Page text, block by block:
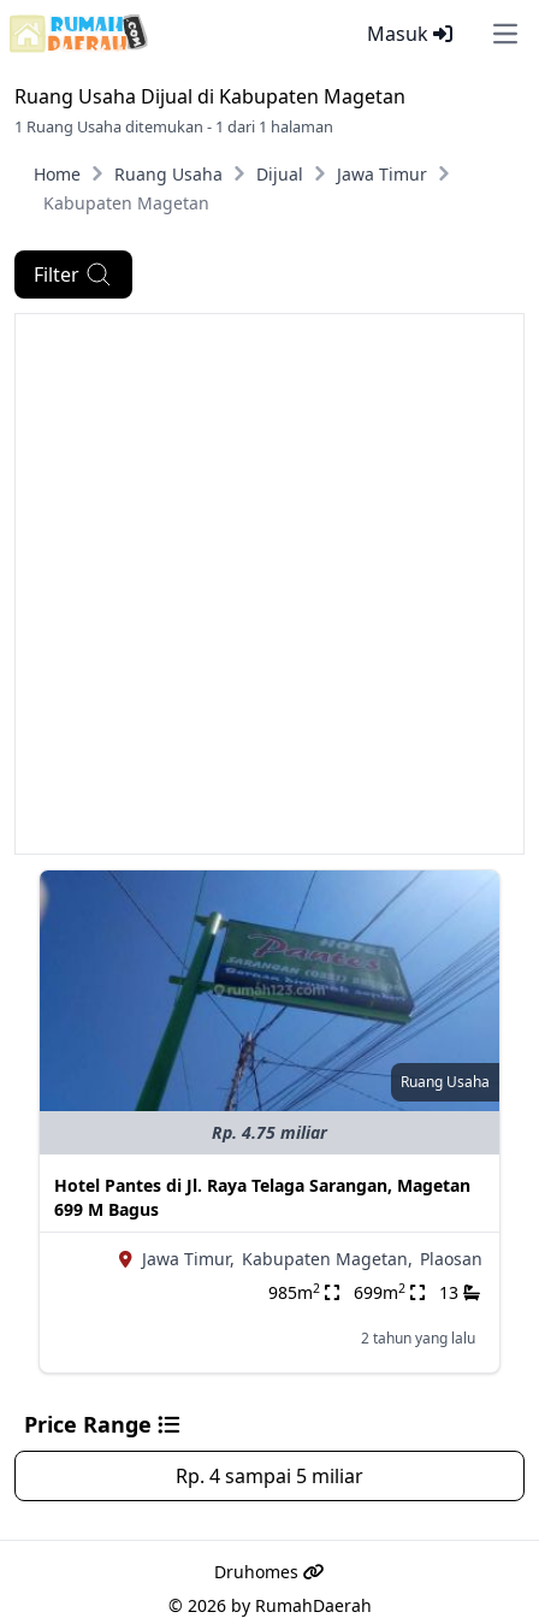
Masuk
Ruang Usaha Dijual di Kabupaten Magetan
1 Ruang Usaha ditemukan - 1 dari 1 halaman
Home Ruang Usaha Dijual
Jawa Timur
Kabupaten Magetan
Filter
Ruang Usaha
Rp. 4.75 miliar
Hotel Pantes di Jl. Raya Telaga Sarangan, Magetan
699 M Bagus
Jawa Timur, Kabupaten Magetan, Plaosan
985m2 699m2 13
2 tahun yang lalu
Price Range
Rp. 4 sampai 5 miliar
Druhomes
© 2026 by RumahDaerah